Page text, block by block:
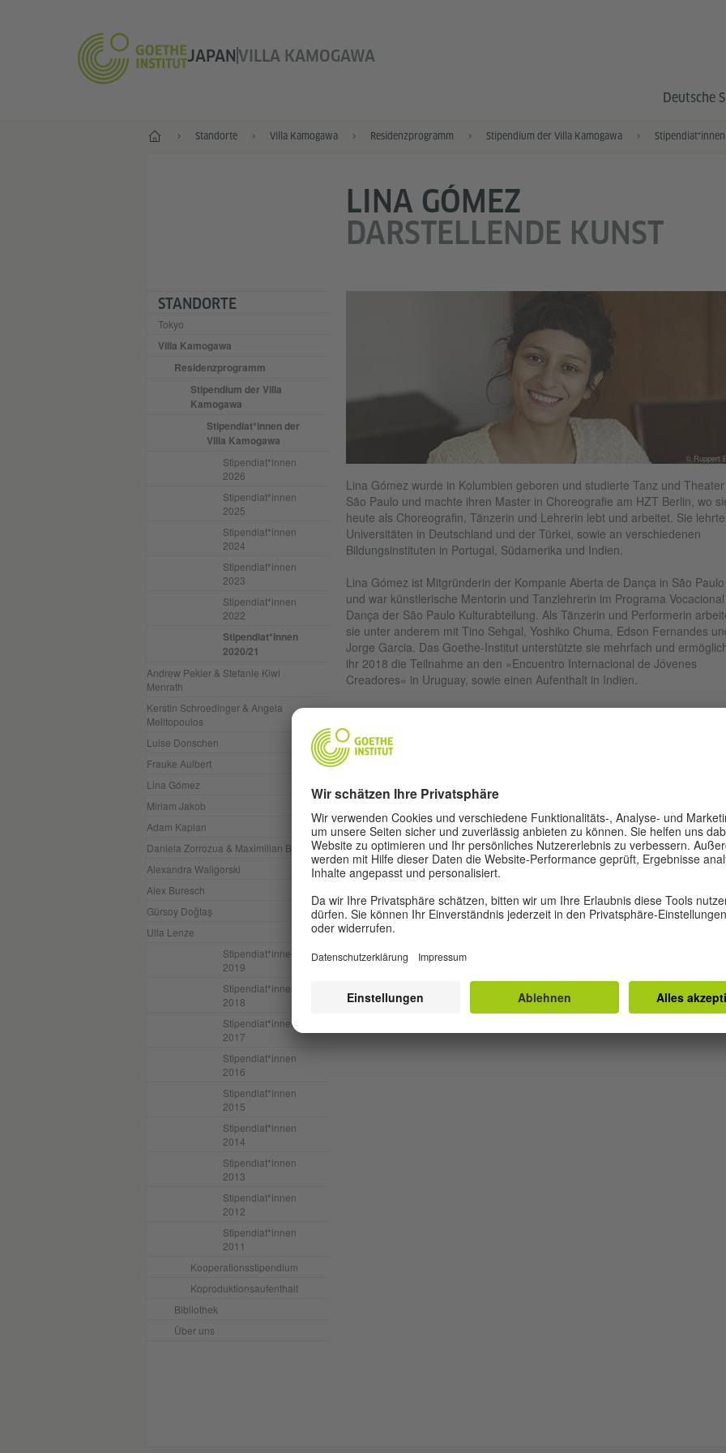
JAPANVILLA KAMOGAWA
Deutsche
Start Standorte Villa Kamogawa Residenzprogramm Stipendium der Villa Kamogawa
STANDORTE
Tokyo
Villa Kamogawa
Residenzprogramm
Stipendium der Villa
Kamogawa
Stipendiat*innen der
Villa Kamogawa
Stipendiat*innen
2026
Stipendiat*innen
2025
Stipendiat*innen
2024
Stipendiat*innen
2023
Stipendiat*innen
2022
Stipendiat*innen
2020/21
Andrew Pekler & Stefanie Kiwi
Menrath
Kerstin Schroedinger & Angela
Melitopoulos
Luise Donschen
Frauke Aulbert
Lina Gómez
Miriam Jakob
Adam Kaplan
Daniela Zorrozua & Maximilian Brauer
Alexandra Waligorski
Alex Buresch
Gürsoy Doğtaş
Ulla Lenze
Stipendiat*innen
2019
Stipendiat*innen
2018
Stipendiat*innen
2017
Stipendiat*innen
2016
Stipendiat*innen
2015
Stipendiat*innen
2014
Stipendiat*innen
2013
Stipendiat*innen
2012
Stipendiat*innen
2011
Kooperationsstipendium
Koproduktionsaufenthalt
Bibliothek
Über uns
LINA GÓMEZ
DARSTELLENDE KUNST
© Ruppert
Lina Gómez wurde in Kolumbien geboren und studierte Tanz und
São Paulo und machte ihren Master in Choreografie am HZT Berlin, wo
heute als Choreografin, Tänzerin und Lehrerin lebt und arbeitet. Sie
Universitäten in Deutschland und der Türkei, sowie an verschiedenen
Bildungsinstituten in Portugal, Südamerika und Indien.
Lina Gómez ist Mitgründerin der Kompanie Aberta de Dança in São Paulo
und war künstlerische Mentorin und Tanzlehrerin im Programa
Dança der São Paulo Kulturabteilung. Als Tänzerin und Performerin
sie unter anderem mit Tino Sehgal, Yoshiko Chuma, Edson Fernandes
Jorge Garcia. Das Goethe-Institut unterstützte sie mehrfach und
ihr 2018 die Teilnahme an den »Encuentro Internacional de Jóvenes
Creadores« in Uruguay, sowie einen Aufenthalt in Indien.
Lina Gómez wird sich in Kyoto mit dem Verhältnis von Körper und Luft
beschäftigen und der Frage nachgehen, wie die Variationen von
unsere täglichen Bewegungen und unser heutiges Dasein formen und
prägen. Das Resultat ihrer Forschung soll die Grundlage bilden für die